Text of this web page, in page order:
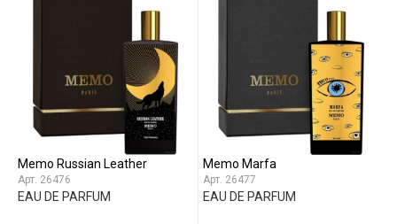
Memo Russian Leather
26476
EAU DE PARFUM
Memo Marfa
26477
EAU DE PARFUM